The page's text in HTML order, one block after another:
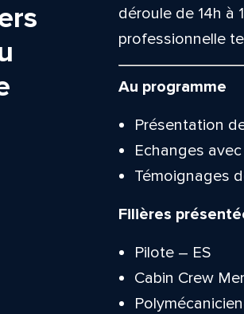
déroule de 14h à
professionnelle
Au programme
Présentation
Echanges
Témoignages
Filières
Pilote – ES
Cabin Crew